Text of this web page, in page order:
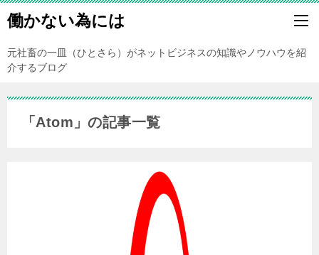
働かない為には
元社畜の一皿（ひとさら）がネットビジネスの知識やノウハウを紹
介するブログ
「Atom」の記事一覧